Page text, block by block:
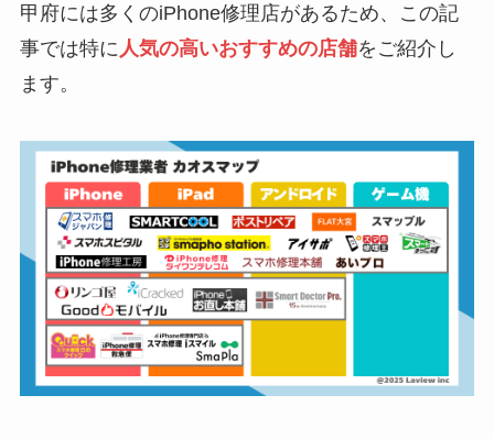
甲府には多くのiPhone修理店があるため、この記
事では特に 人気の高いおすすめの店舗をご紹介し
ます。